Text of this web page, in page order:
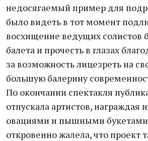
недосягаемый пример для
было видеть в тот момент
восхищение ведущих солистов
балета и прочесть в глазах
за возможность лицезреть на
большую балерину
По окончании спектакля
отпускала артистов, награждая
овациями и пышными букетами
откровенно жалела, что проект